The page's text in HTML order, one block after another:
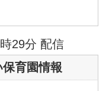
29分 配信
育園情報